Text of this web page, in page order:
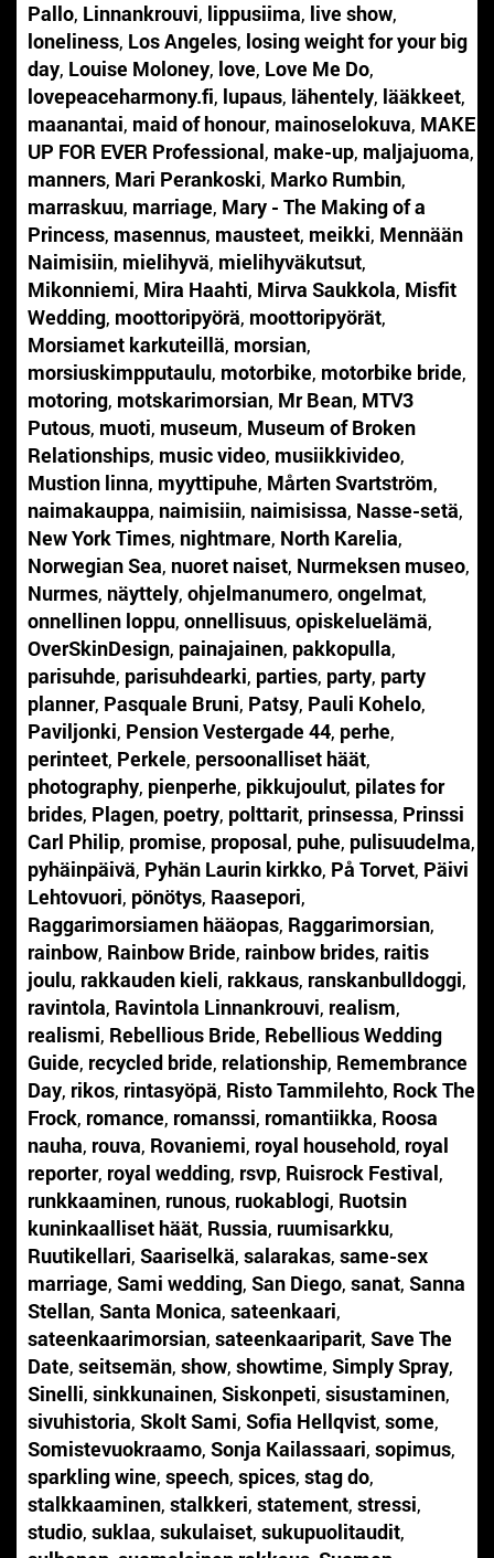
Pallo, Linnankrouvi, lippusiima, live show,
loneliness, Los Angeles, losing weight for your big
day, Louise Moloney, love, Love Me Do,
lovepeaceharmony.fi, lupaus, lähentely, lääkkeet,
maanantai, maid of honour, mainoselokuva, MAKE
UP FOR EVER Professional, make-up, maljajuoma,
manners, Mari Perankoski, Marko Rumbin,
marraskuu, marriage, Mary - The Making of a
Princess, masennus, mausteet, meikki, Mennään
Naimisiin, mielihyvä, mielihyväkutsut,
Mikonniemi, Mira Haahti, Mirva Saukkola, Misfit
Wedding, moottoripyörä, moottoripyörät,
Morsiamet karkuteillä, morsian,
morsiuskimpputaulu, motorbike, motorbike bride,
motoring, motskarimorsian, Mr Bean, MTV3
Putous, muoti, museum, Museum of Broken
Relationships, music video, musiikkivideo,
Mustion linna, myyttipuhe, Mårten Svartström,
naimakauppa, naimisiin, naimisissa, Nasse-setä,
New York Times, nightmare, North Karelia,
Norwegian Sea, nuoret naiset, Nurmeksen museo,
Nurmes, näyttely, ohjelmanumero, ongelmat,
onnellinen loppu, onnellisuus, opiskeluelämä,
OverSkinDesign, painajainen, pakkopulla,
parisuhde, parisuhdearki, parties, party, party
planner, Pasquale Bruni, Patsy, Pauli Kohelo,
Paviljonki, Pension Vestergade 44, perhe,
perinteet, Perkele, persoonalliset häät,
photography, pienperhe, pikkujoulut, pilates for
brides, Plagen, poetry, polttarit, prinsessa, Prinssi
Carl Philip, promise, proposal, puhe, pulisuudelma,
pyhäinpäivä, Pyhän Laurin kirkko, På Torvet, Päivi
Lehtovuori, pönötys, Raasepori,
Raggarimorsiamen hääopas, Raggarimorsian,
rainbow, Rainbow Bride, rainbow brides, raitis
joulu, rakkauden kieli, rakkaus, ranskanbulldoggi,
ravintola, Ravintola Linnankrouvi, realism,
realismi, Rebellious Bride, Rebellious Wedding
Guide, recycled bride, relationship, Remembrance
Day, rikos, rintasyöpä, Risto Tammilehto, Rock The
Frock, romance, romanssi, romantiikka, Roosa
nauha, rouva, Rovaniemi, royal household, royal
reporter, royal wedding, rsvp, Ruisrock Festival,
runkkaaminen, runous, ruokablogi, Ruotsin
kuninkaalliset häät, Russia, ruumisarkku,
Ruutikellari, Saariselkä, salarakas, same-sex
marriage, Sami wedding, San Diego, sanat, Sanna
Stellan, Santa Monica, sateenkaari,
sateenkaarimorsian, sateenkaariparit, Save The
Date, seitsemän, show, showtime, Simply Spray,
Sinelli, sinkkunainen, Siskonpeti, sisustaminen,
sivuhistoria, Skolt Sami, Sofia Hellqvist, some,
Somistevuokraamo, Sonja Kailassaari, sopimus,
sparkling wine, speech, spices, stag do,
stalkkaaminen, stalkkeri, statement, stressi,
studio, suklaa, sukulaiset, sukupuolitaudit,